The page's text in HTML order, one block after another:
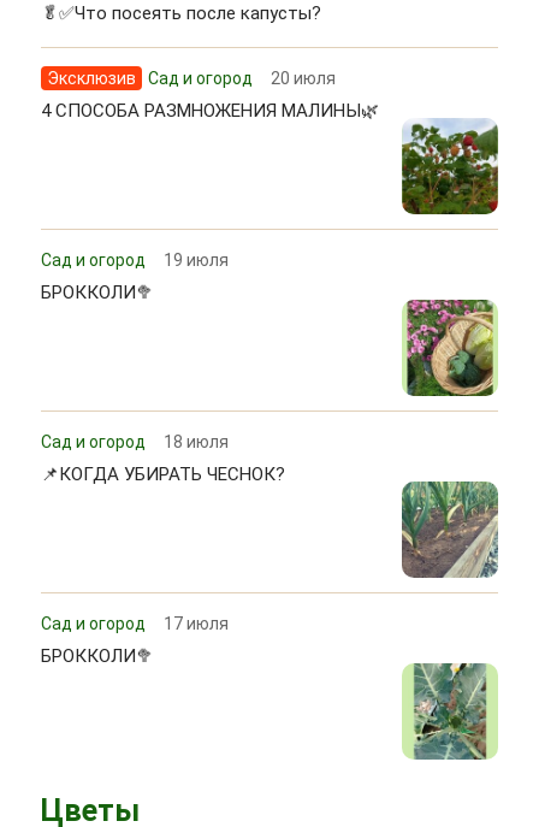
🥬✅Что посеять после капусты?
Эксклюзив Сад и огород 20 июля
4 СПОСОБА РАЗМНОЖЕНИЯ МАЛИНЫ🌿
Сад и огород 19 июля
БРОККОЛИ🥦
Сад и огород 18 июля
📌КОГДА УБИРАТЬ ЧЕСНОК?
Сад и огород 17 июля
БРОККОЛИ🥦
Цветы